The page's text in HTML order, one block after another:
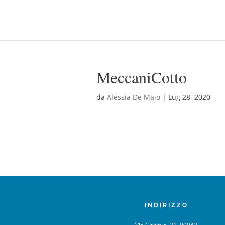
MeccaniCotto
da Alessia De Maio | Lug 28, 2020
INDIRIZZO